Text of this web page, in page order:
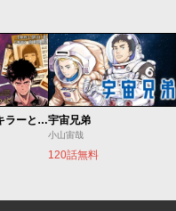
今夜もシリアルキラーと待ち合わせ宇宙兄弟
小山宙哉
120話無料